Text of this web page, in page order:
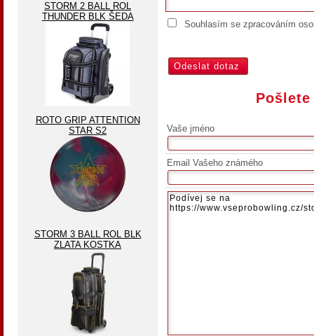
Souhlasím se zpracováním
Vaše jméno
Email Vašeho známého
STORM 2 BALL ROL
THUNDER BLK ŠEDA
ROTO GRIP ATTENTION
STAR S2
STORM 3 BALL ROL BLK
ZLATA KOSTKA